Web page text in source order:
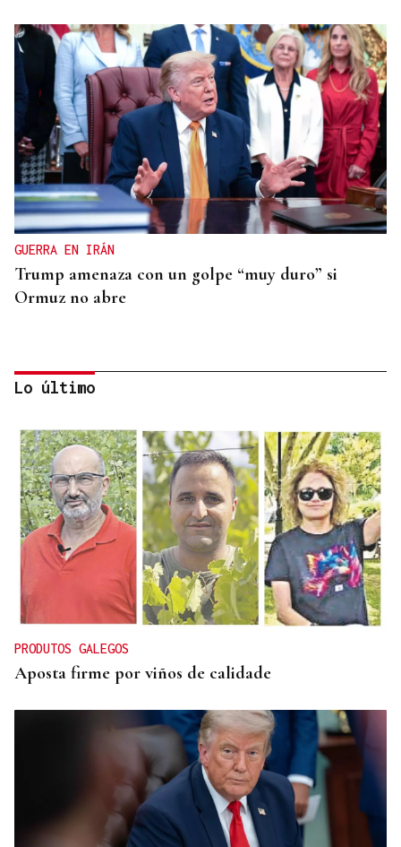
GUERRA EN IRÁN
Trump amenaza con un golpe “muy duro” si
Ormuz no abre
REPRESENTANTE DE EEUU EN BRASILIA
EEUU revoca el visado de la embajadora de Brasil
en el Washington
Lo último
PRODUTOS GALEGOS
Aposta firme por viños de calidade